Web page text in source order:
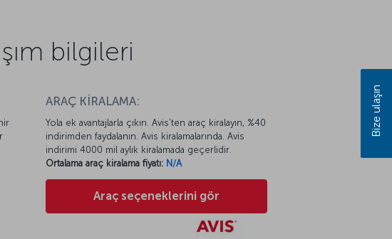
bilgileri
ARAÇ KİRALAMA:
Yola ek avantajlarla çıkın. Avis’ten araç kiralayın, %40
indirimden faydalanın. Avis kiralamalarında. Avis
indirimi 4000 mil aylık kiralamada geçerlidir.
Ortalama araç kiralama fiyatı: N/A
Araç seçeneklerini gör
Bize ulaşın